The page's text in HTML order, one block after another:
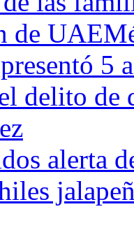
de
5
delito de
alerta